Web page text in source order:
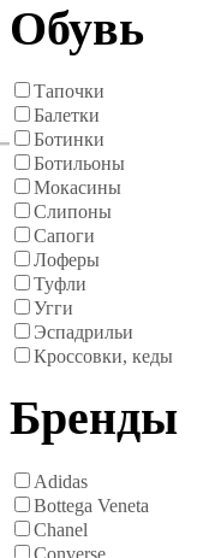
Обувь
Тапочки
Балетки
Ботинки
Ботильоны
Мокасины
Слипоны
Сапоги
Лоферы
Туфли
Угги
Эспадрильи
Кроссовки, кеды
Бренды
Adidas
Bottega Veneta
Chanel
Converse